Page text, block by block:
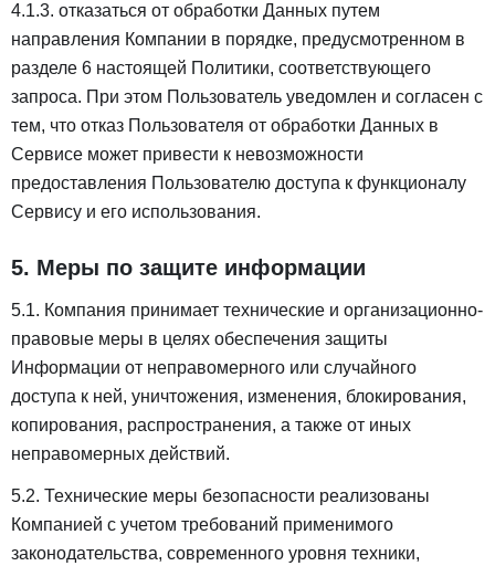
4.1.3. отказаться от обработки Данных путем
направления Компании в порядке, предусмотренном в
разделе 6 настоящей Политики, соответствующего
запроса. При этом Пользователь уведомлен и согласен с
тем, что отказ Пользователя от обработки Данных в
Сервисе может привести к невозможности
предоставления Пользователю доступа к функционалу
Сервису и его использования.
5. Меры по защите информации
5.1. Компания принимает технические и организационно-
правовые меры в целях обеспечения защиты
Информации от неправомерного или случайного
доступа к ней, уничтожения, изменения, блокирования,
копирования, распространения, а также от иных
неправомерных действий.
5.2. Технические меры безопасности реализованы
Компанией с учетом требований применимого
законодательства, современного уровня техники,